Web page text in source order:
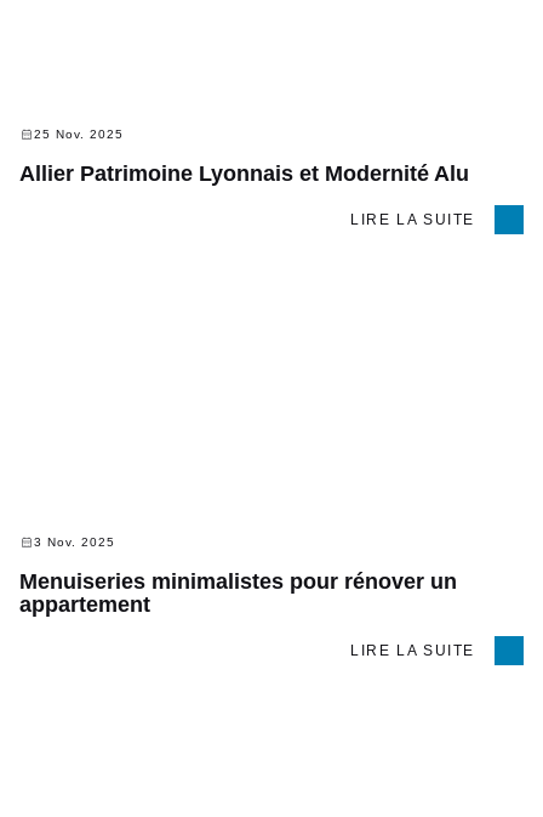
25 Nov. 2025
Allier Patrimoine Lyonnais et Modernité Alu
LIRE LA SUITE
3 Nov. 2025
Menuiseries minimalistes pour rénover un
appartement
LIRE LA SUITE